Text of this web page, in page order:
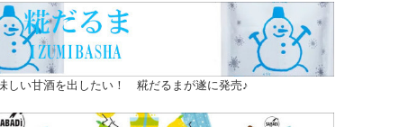
しい甘酒を出したい！ 糀だるまが遂に発売♪